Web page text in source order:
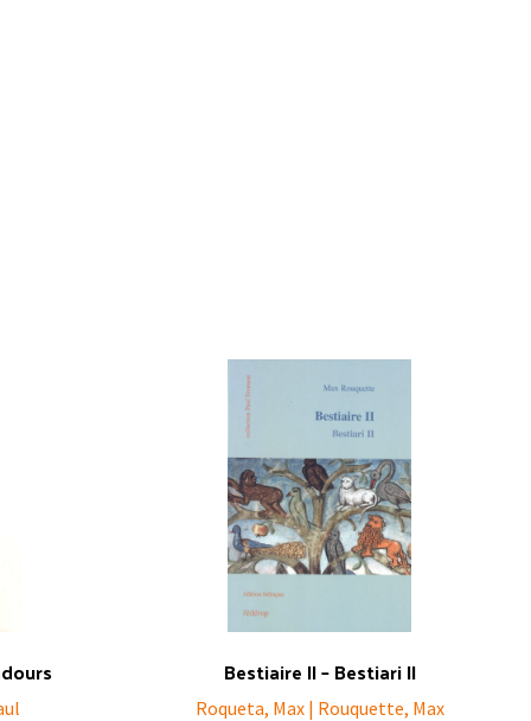
Bestiaire II – Bestiari II
Roqueta, Max | Rouquette, Max